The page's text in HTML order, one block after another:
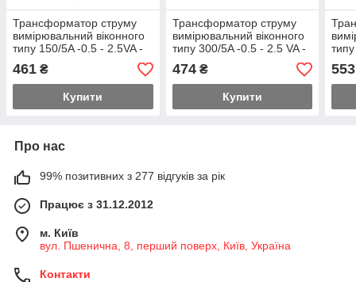
Трансформатор струму
вимірювальний віконного
типу 150/5A -0.5 - 2.5VA -
461 ₴
Купити
Трансформатор струму
вимірювальний віконного
типу 300/5A -0.5 - 2.5 VA -
474₴
Купити
553
Про нас
99% позитивних з 277 відгуків за рік
Працює з 31.12.2012
м. Київ
вул. Пшенична, 8, перший поверх, Київ, Україна
Контакти